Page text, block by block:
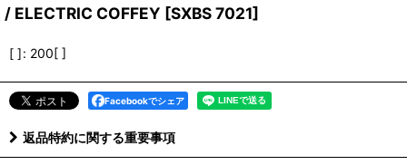
/ ELECTRIC COFFEY [SXBS 7021]
[ ]: 200[ ]
Facebookでシェア
返品特約に関する重要事項